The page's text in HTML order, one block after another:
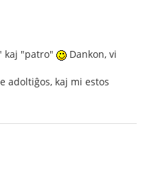
kaj "patro"
Dankon, vi
adoltiĝos, kaj mi estos